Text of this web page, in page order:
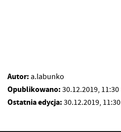
Autor: a.labunko
Opublikowano: 30.12.2019, 11:30
Ostatnia edycja: 30.12.2019, 11:30